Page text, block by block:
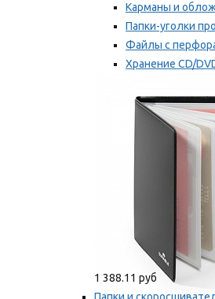
Карманы и
Папки-уголки
Файлы с
Хранение CD/
Мы рекомендуем
1 388.11 руб